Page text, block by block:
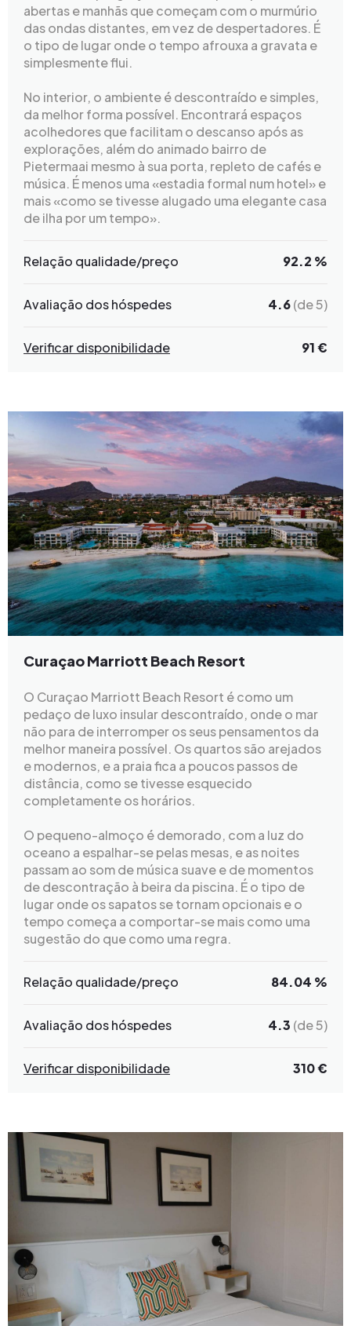
abertas e manhãs que começam com o murmúrio
das ondas distantes, em vez de despertadores. É
o tipo de lugar onde o tempo afrouxa a gravata e
simplesmente flui.
No interior, o ambiente é descontraído e simples,
da melhor forma possível. Encontrará espaços
acolhedores que facilitam o descanso após as
explorações, além do animado bairro de
Pietermaai mesmo à sua porta, repleto de cafés e
música. É menos uma «estadia formal num hotel» e
mais «como se tivesse alugado uma elegante casa
de ilha por um tempo».
Relação qualidade/preço 92.2 %
Avaliação dos hóspedes 4.6(de 5)
Verificar disponibilidade 91 €
Curaçao Marriott Beach Resort
O Curaçao Marriott Beach Resort é como um
pedaço de luxo insular descontraído, onde o mar
não para de interromper os seus pensamentos da
melhor maneira possível. Os quartos são arejados
e modernos, e a praia fica a poucos passos de
distância, como se tivesse esquecido
completamente os horários.
O pequeno-almoço é demorado, com a luz do
oceano a espalhar-se pelas mesas, e as noites
passam ao som de música suave e de momentos
de descontração à beira da piscina. É o tipo de
lugar onde os sapatos se tornam opcionais e o
tempo começa a comportar-se mais como uma
sugestão do que como uma regra.
Relação qualidade/preço 84.04 %
Avaliação dos hóspedes 4.3 (de 5)
Verificar disponibilidade 310 €